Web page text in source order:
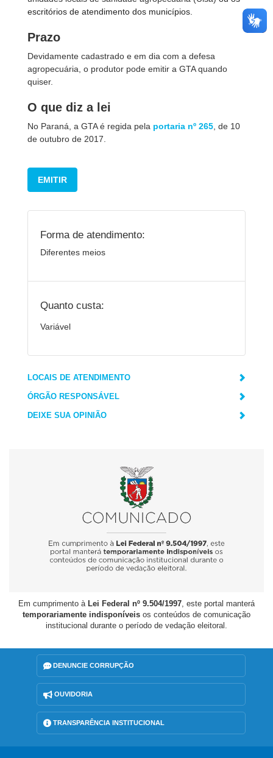
escritórios de atendimento dos municípios.
Prazo
Devidamente cadastrado e em dia com a defesa
agropecuária, o produtor pode emitir a GTA quando
quiser.
O que diz a lei
No Paraná, a GTA é regida pela portaria nº 265 , de 10
de outubro de 2017.
EMITIR
Forma de atendimento:
Diferentes meios
Quanto custa:
Variável
LOCAIS DE ATENDIMENTO
ÓRGÃO RESPONSÁVEL
DEIXE SUA OPINIÃO
Em cumprimento à Lei Federal nº 9.504/1997, este portal manterá
temporariamente indisponíveis os conteúdos de comunicação
institucional durante o período de vedação eleitoral.
DENUNCIE CORRUPÇÃO
OUVIDORIA
TRANSPARÊNCIA INSTITUCIONAL